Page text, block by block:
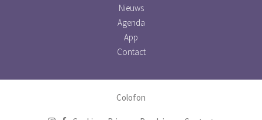
Nieuws
Agenda
App
Contact
Colofon